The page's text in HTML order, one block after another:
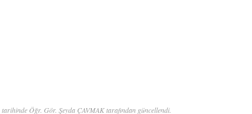
tarihinde Öğr. Gör. Şeyda ÇAVMAK tarafından güncellendi.